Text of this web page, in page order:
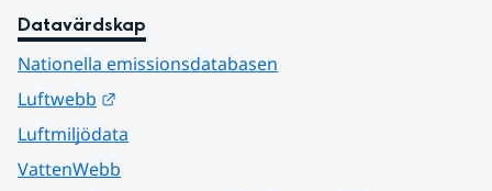
Datavärdskap
Nationella emissionsdatabasen
Luftwebb
Luftmiljödata
VattenWebb